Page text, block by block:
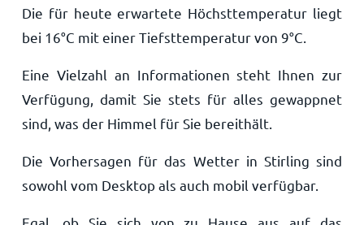
Die für heute erwartete Höchsttemperatur liegt
bei 16°C mit einer Tiefsttemperatur von 9°C
Eine Vielzahl an Informationen steht Ihnen zur
Verfügung, damit Sie stets für alles gewappnet
sind, was der Himmel für Sie bereithält.
Die Vorhersagen für das Wetter in Stirling sind
sowohl vom Desktop als auch mobil verfügbar.